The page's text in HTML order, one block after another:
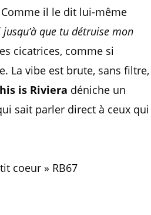
il le dit lui-même
jusqu’à que tu détruise mon
cicatrices, comme si
La vibe est brute, sans filtre,
is Riviera déniche un
sait parler direct à ceux qui
coeur » RB67